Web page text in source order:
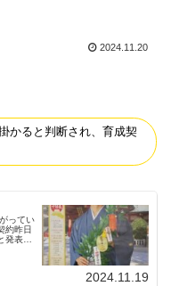
2024.11.20
かると判断され、育成契
ってい
約昨日
表が
2024.11.19